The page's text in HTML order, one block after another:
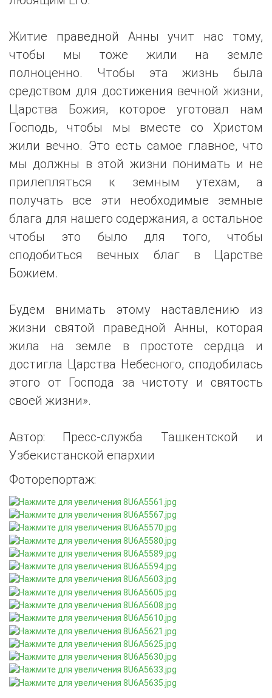
Житие праведной Анны учит нас тому,
чтобы мы тоже жили на земле
полноценно. Чтобы эта жизнь была
средством для достижения вечной жизни,
Царства Божия, которое уготовал нам
Господь, чтобы мы вместе со Христом
жили вечно. Это есть самое главное, что
мы должны в этой жизни понимать и не
прилепляться к земным утехам, а
получать все эти необходимые земные
блага для нашего содержания, а остальное
чтобы это было для того, чтобы
сподобиться вечных благ в Царстве
Божием.
Будем внимать этому наставлению из
жизни святой праведной Анны, которая
жила на земле в простоте сердца и
достигла Царства Небесного, сподобилась
этого от Господа за чистоту и святость
своей жизни».
Автор: Пресс-служба Ташкентской и
Узбекистанской епархии
Фоторепортаж: